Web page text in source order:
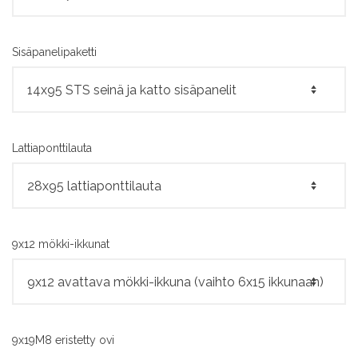
Sisäpanelipaketti
Lattiaponttilauta
9x12 mökki-ikkunat
9x19M8 eristetty ovi